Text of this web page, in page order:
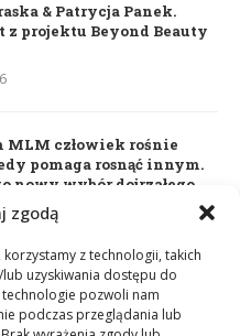
zgodą
z technologii, takich
uzyskiwania dostępu do
pozwoli nam
podczas przeglądania lub
& Patrycja Panek.
z projektu Beyond Beauty
MLM człowiek rośnie
pomaga rosnąć innym.
nowy wybór dojrzałego
Kocham Cię